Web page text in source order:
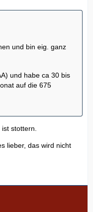
und bin eig. ganz
und habe ca 30 bis
auf die 675
stottern.
lieber, das wird nicht